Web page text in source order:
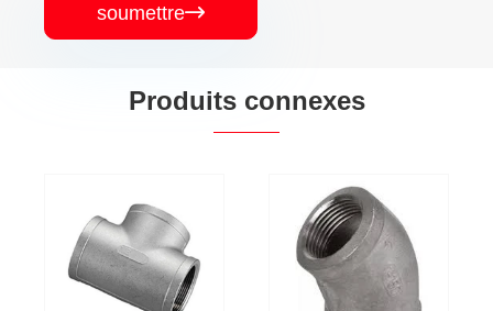
soumettre
Produits connexes